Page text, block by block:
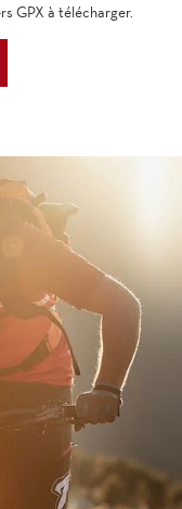
GPX à télécharger.